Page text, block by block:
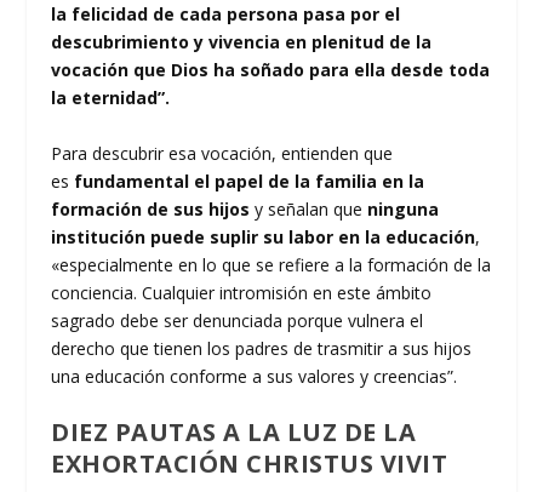
la felicidad de cada persona pasa por el
descubrimiento y vivencia en plenitud de la
vocación que Dios ha soñado para ella desde toda
la eternidad”.
Para descubrir esa vocación, entienden que
es fundamental el papel de la familia en la
formación de sus hijos y señalan que ninguna
institución puede suplir su labor en la educación,
«especialmente en lo que se refiere a la formación de la
conciencia. Cualquier intromisión en este ámbito
sagrado debe ser denunciada porque vulnera el
derecho que tienen los padres de trasmitir a sus hijos
una educación conforme a sus valores y creencias”.
DIEZ PAUTAS A LA LUZ DE LA
EXHORTACIÓN CHRISTUS VIVIT